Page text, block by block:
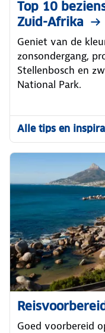
Top 10
Zuid-Afrika
Geniet van de
zonsondergang,
Stellenbosch en
National Park.
Alle tips en
Goed voorbereid